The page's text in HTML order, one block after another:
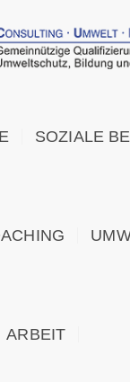
SOZIALE
ARBEIT